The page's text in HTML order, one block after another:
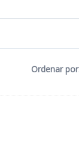
Ordenar por